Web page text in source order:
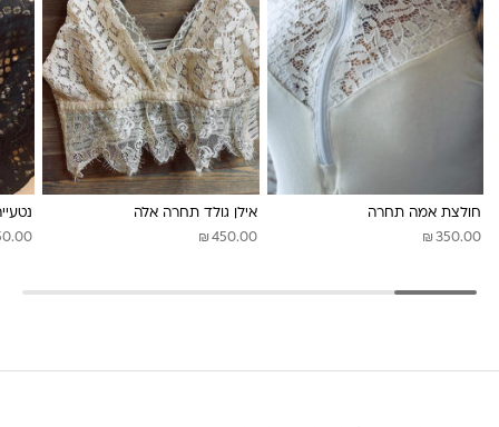
חולצת אמה תחרה
₪ 350.00
אילן גולד תחרה אלה
₪ 450.00